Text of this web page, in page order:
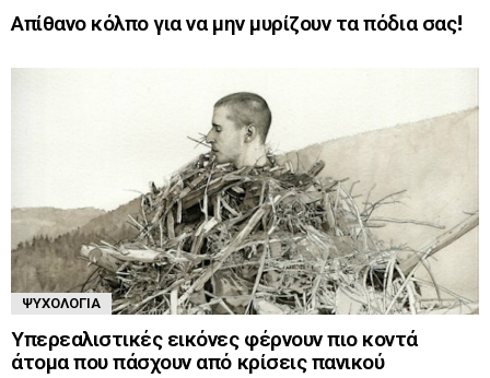
Απίθανο κόλπο για να μην μυρίζουν τα πόδια σας!
ΨΥΧΟΛΟΓΊΑ
Υπερεαλιστικές εικόνες φέρνουν πιο κοντά
άτομα που πάσχουν από κρίσεις πανικού